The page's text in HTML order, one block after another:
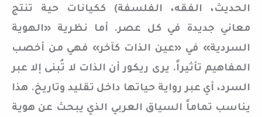
الحديث، الفقه، الفلسفة) ككيانات حية تنتج
معاني جديدة في كل عصر. أما نظرية «الهوية
السردية» في «عين الذات كآخر» فهي من أخصب
المفاهيم تأثيراً. يرى ريكور أن الذات لا تُبنى إلا عبر
السرد، أي عبر رواية حياتها داخل تقليد وتاريخ. هذا
يناسب تماماً السياق العربي الذي يبحث عن هوية